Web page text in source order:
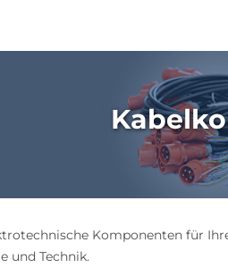
Komponenten für
und Technik.